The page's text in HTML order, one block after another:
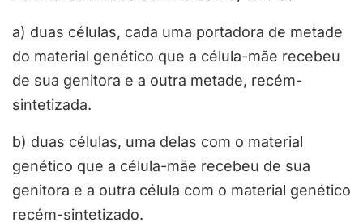
a) duas células, cada uma portadora de metade
do material genético que a célula-mãe recebeu
de sua genitora e a outra metade, recém-
sintetizada.
b) duas células, uma delas com o material
genético que a célula-mãe recebeu de sua
genitora e a outra célula com o material genético
recém-sintetizado.